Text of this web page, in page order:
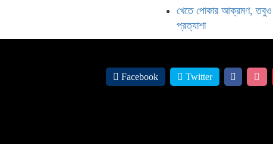
খেতে পোকার আক্রমণ, তবুও
প্রত্যাশা
Facebook Twitter